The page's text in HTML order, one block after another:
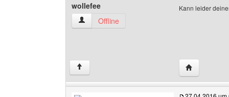
wollefee
wollefee Benutzer-Profile anzeigen
Offline
Kann leider
↑ Website